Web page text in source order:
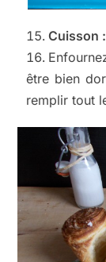
Cuisson :
être bien
remplir tout